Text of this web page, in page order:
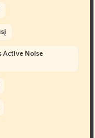
Active Noise